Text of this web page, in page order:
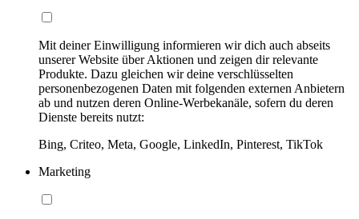
Mit deiner Einwilligung informieren wir dich auch abseits
unserer Website über Aktionen und zeigen dir relevante
Produkte. Dazu gleichen wir deine verschlüsselten
personenbezogenen Daten mit folgenden externen Anbietern
ab und nutzen deren Online-Werbekanäle, sofern du deren
Dienste bereits nutzt:
Bing, Criteo, Meta, Google, LinkedIn, Pinterest, TikTok
Marketing